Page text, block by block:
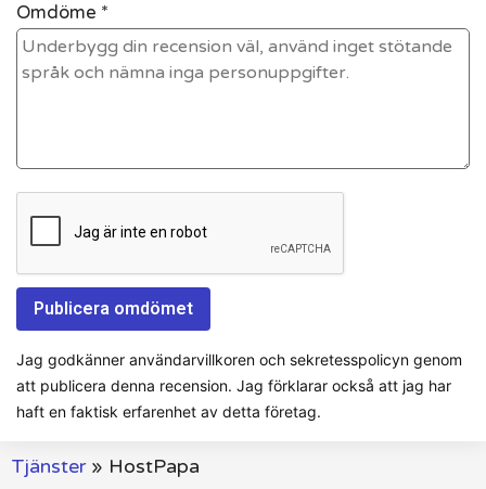
Omdöme *
Jag godkänner användarvillkoren och sekretesspolicyn genom
att publicera denna recension. Jag förklarar också att jag har
haft en faktisk erfarenhet av detta företag.
Tjänster» HostPapa